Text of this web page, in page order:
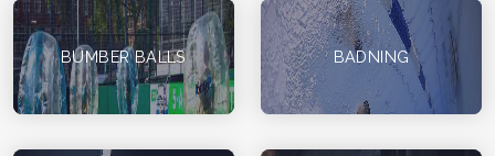
BUMBER BALLS BADNING